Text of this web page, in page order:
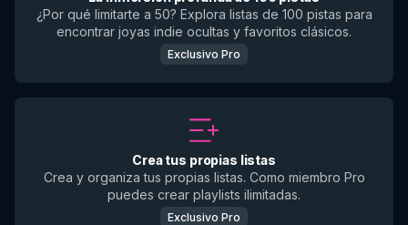
¿Por qué limitarte a 50? Explora listas de 100 pistas para
encontrar joyas indie ocultas y favoritos clásicos.
Exclusivo Pro
Crea tus propias listas
Crea y organiza tus propias listas. Como miembro Pro
puedes crear playlists ilimitadas.
Exclusivo Pro